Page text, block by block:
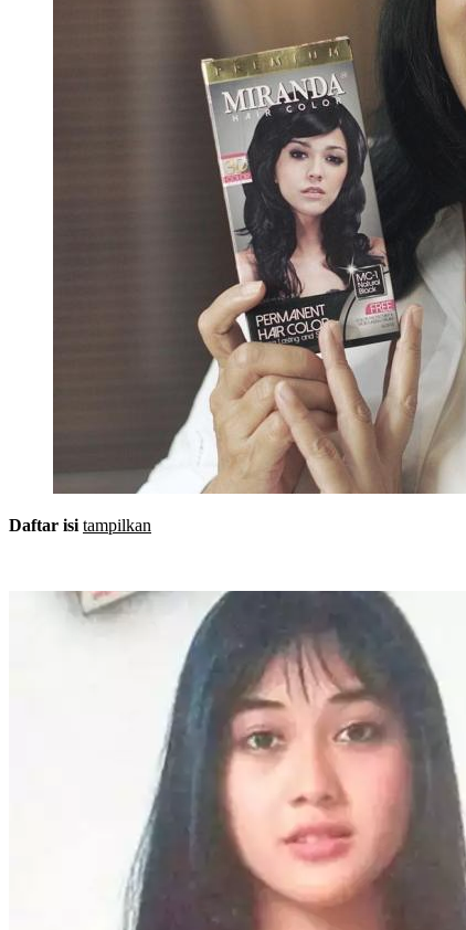
Daftar isi tampilkan